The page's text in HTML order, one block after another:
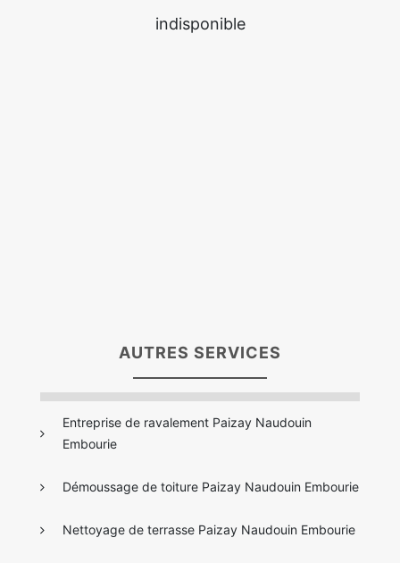
indisponible
AUTRES SERVICES
Entreprise de ravalement Paizay Naudouin
Embourie
Démoussage de toiture Paizay Naudouin Embourie
Nettoyage de terrasse Paizay Naudouin Embourie